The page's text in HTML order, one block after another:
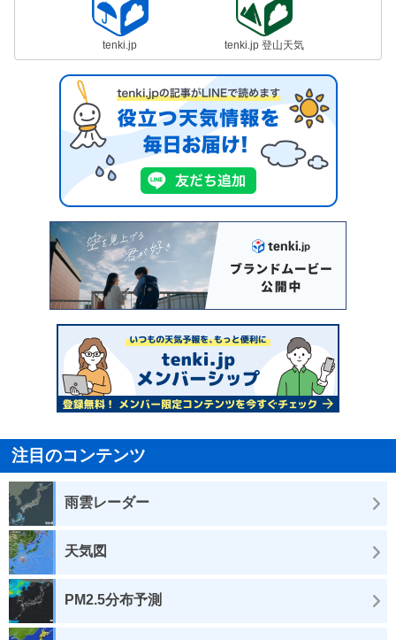
tenki.jp tenki.jp 登山天気
注目のコンテンツ
雨雲レーダー
天気図
PM2.5分布予測